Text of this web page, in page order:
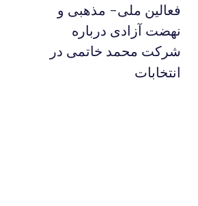
فعالين ملی- مذهبی و
نهضت آزادی درباره
شرکت محمد خاتمی در
انتخابات